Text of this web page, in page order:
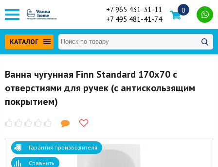
+7 965 431-31-11
+7 495 481-41-74
0
КАТАЛОГ
Ванна чугунная Finn Standard 170x70 с
отверстиями для ручек (с антискользящим
покрытием)
Гарантия производителя
Сравнить